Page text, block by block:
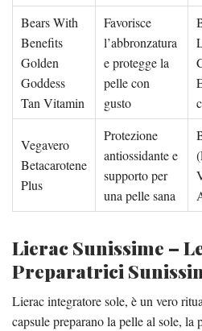
Bears With
Benefits
Golden
Goddess
Tan Vitamin
Favorisce
l’abbronzatura
e protegge la
pelle con
gusto
Vegavero
Betacarotene
Plus
Protezione
antiossidante e
supporto per
una pelle sana
Lierac Sunissime –
Preparatrici
Lierac integratore sole, è un vero
capsule preparano la pelle al sole, la